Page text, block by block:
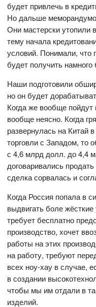
будет привлечь в
Но дальше
Они мастерски утопили
тему начала
условий. Понимали, что
будет получить
Наши подготовили
но он будет
Когда же вообще пойдут
вообще неясно. Когда
развернулась на Китай
торговли с Западом, то
с 4,6 млрд долл. до 4,4
договаривались
сделка сорвалась и
Когда Россия попала в
выдвигать боле
требует бесплатно
производство, хочет
работы на этих
на работу, требуют
всех ноу-хау в случае,
в создании
чтобы мы им отдали в
изделий.